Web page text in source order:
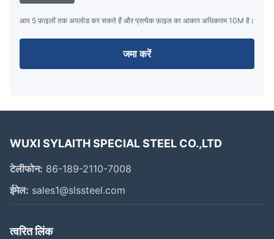
आप 5 फ़ाइलों तक अपलोड कर सकते हैं और प्रत्येक फ़ाइल का आकार अधिकतम 10M है।
जमा करें
WUXI SYLAITH SPECIAL STEEL CO.,LTD
टेलीफोन: 86-189-2110-7008
ईमेल: sales1@slssteel.com
त्वरित लिंक